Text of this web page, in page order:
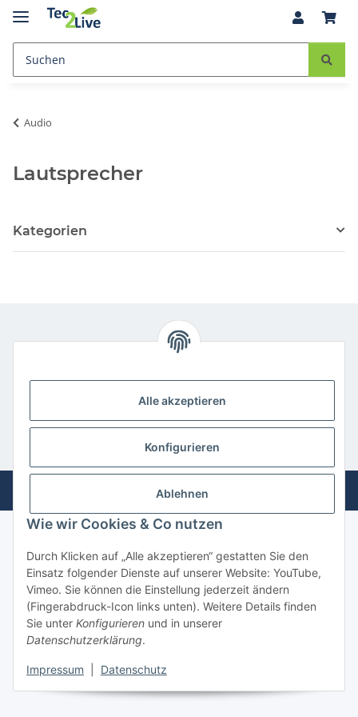
Alle akzeptieren
Konfigurieren
Ablehnen
Wie wir Cookies & Co nutzen
Durch Klicken auf „Alle akzeptieren“ gestatten Sie den
Einsatz folgender Dienste auf unserer Website: YouTube,
Vimeo. Sie können die Einstellung jederzeit ändern
(Fingerabdruck-Icon links unten). Weitere Details finden
Sie unter Konfigurieren und in unserer
Datenschutzerklärung.
Impressum Datenschutz
Audio
Lautsprecher
Kategorien
Gesetzliche Informationen
* Alle Preise inkl. gesetzlicher USt., inkl.Versand
Powered byJTL-Shop